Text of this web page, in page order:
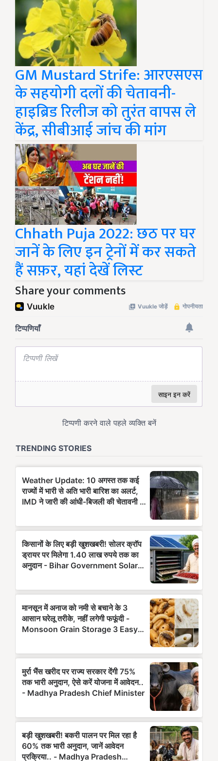
GM Mustard Strife: आरएसएस
के सहयोगी दलों की चेतावनी-
हाइब्रिड रिलीज को तुरंत वापस ले
केंद्र, सीबीआई जांच की मांग
Chhath Puja 2022: छठ पर घर
जानें के लिए इन ट्रेनों में कर सकते
हैं सफ़र, यहां देखें लिस्ट
Share your comments